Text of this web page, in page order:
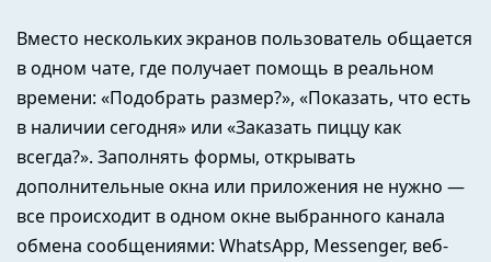
Вместо нескольких экранов пользователь общается
в одном чате, где получает помощь в реальном
времени: «Подобрать размер?», «Показать, что есть
в наличии сегодня» или «Заказать пиццу как
всегда?». Заполнять формы, открывать
дополнительные окна или приложения не нужно —
все происходит в одном окне выбранного канала
обмена сообщениями: WhatsApp, Messenger, веб-